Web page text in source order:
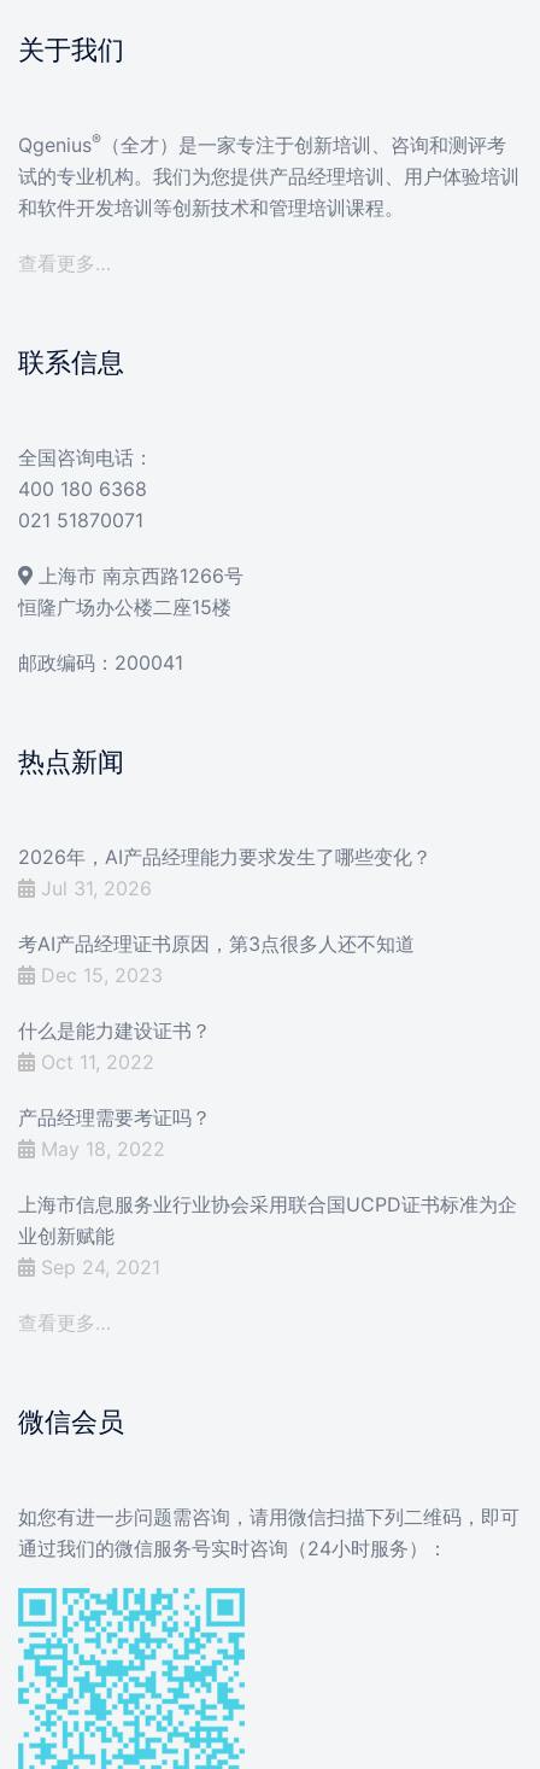
关于我们
Qgenius®
（全才）是一家专注于创新培训、咨询和测评考
试的专业机构。我们为您提供产品经理培训、用户体验培训
和软件开发培训等创新技术和管理培训课程。
查看更多…
联系信息
全国咨询电话：
400 180 6368
021 51870071
上海市 南京西路1266号
恒隆广场办公楼二座15楼
邮政编码：200041
热点新闻
2026年，AI产品经理能力要求发生了哪些变化？
Jul 31, 2026
考AI产品经理证书原因，第3点很多人还不知道
Dec 15, 2023
什么是能力建设证书？
Oct 11, 2022
产品经理需要考证吗？
May 18, 2022
上海市信息服务业行业协会采用联合国UCPD证书标准为企
业创新赋能
Sep 24, 2021
查看更多…
微信会员
如您有进一步问题需咨询，请用微信扫描下列二维码，即可
通过我们的微信服务号实时咨询（24小时服务）：